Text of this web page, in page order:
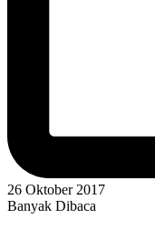
26 Oktober 2017
Banyak Dibaca